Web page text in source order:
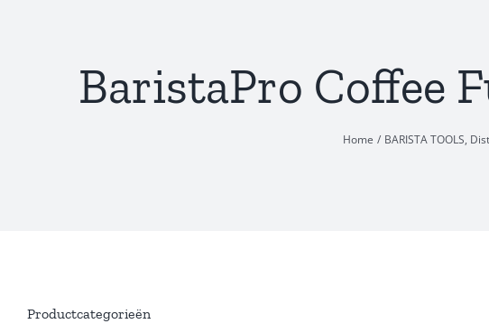
BaristaPro Coffee
Home BARISTA TOOLS
Productcategorieën